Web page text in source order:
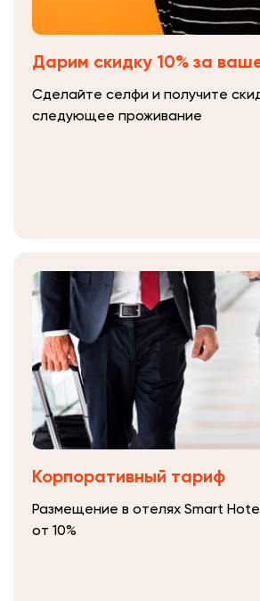
Дарим скидку 10% за
Сделайте селфи и получите
следующее проживание
Корпоративный тариф
Размещение в отелях Smart
от 10%